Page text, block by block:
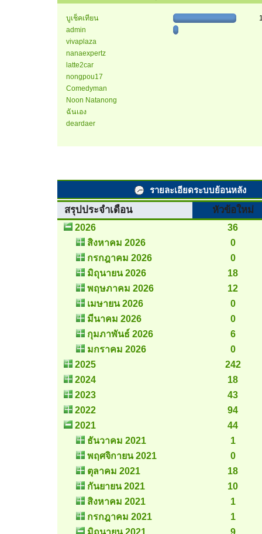
บูเช็คเทียน
admin
vivaplaza
nanaexpertz
latte2car
nongpou17
Comedyman
Noon Natanong
ฉันเอง
deardaer
รายละเอียดระบบย้อนหลัง
สรุปประจำเดือน หัวข้อใหม่
2026
36
สิงหาคม 2026
0
กรกฎาคม 2026
0
มิถุนายน 2026
18
พฤษภาคม 2026
12
เมษายน 2026
0
มีนาคม 2026
0
กุมภาพันธ์ 2026
6
มกราคม 2026
0
2025
242
2024
18
2023
43
2022
94
2021
44
ธันวาคม 2021
1
พฤศจิกายน 2021
0
ตุลาคม 2021
18
กันยายน 2021
10
สิงหาคม 2021
1
กรกฎาคม 2021
1
มิถุนายน 2021
9